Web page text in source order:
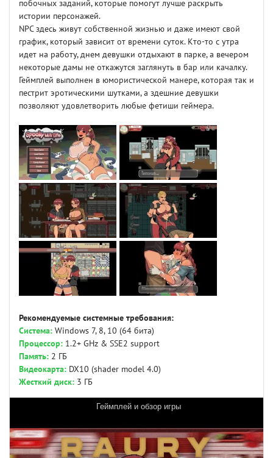
побочных заданий, которые помогут лучше раскрыть
истории персонажей.
NPC здесь живут собственной жизнью и даже имеют свой
график, который зависит от времени суток. Кто-то с утра
идет на работу, днем девушки отдыхают в парке, а вечером
некоторые дамы не откажутся заглянуть в бар или качалку.
Геймплей выполнен в юмористической манере, которая так и
пестрит эротическими шутками, а здешние девушки
позволяют удовлетворить любые фетиши геймера.
Рекомендуемые системные требования:
Система: Windows 7, 8, 10 (64 бита)
Процессор: 1.2+ GHz & SSE2 support
Память: 2 ГБ
Видеокарта: DX10 (shader model 4.0)
Жесткий диск: 3 ГБ
Геймплей и обзор игры